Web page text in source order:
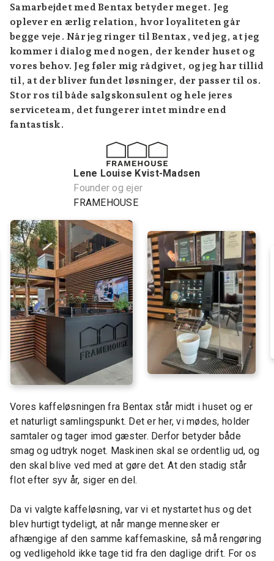
Samarbejdet med Bentax betyder meget. Jeg
oplever en ærlig relation, hvor loyaliteten går
begge veje. Når jeg ringer til Bentax, ved jeg, at jeg
kommer i dialog med nogen, der kender huset og
vores behov. Jeg føler mig rådgivet, og jeg har tillid
til, at der bliver fundet løsninger, der passer til os.
Stor ros til både salgskonsulent og hele jeres
serviceteam, det fungerer intet mindre end
fantastisk.
Lene Louise Kvist-Madsen
Founder og ejer
FRAMEHOUSE
Vores kaffeløsningen fra Bentax står midt i huset og er
et naturligt samlingspunkt. Det er her, vi mødes, holder
samtaler og tager imod gæster. Derfor betyder både
smag og udtryk noget. Maskinen skal se ordentlig ud, og
den skal blive ved med at gøre det. At den stadig står
flot efter syv år, siger en del.
Da vi valgte kaffeløsning, var vi et nystartet hus og det
blev hurtigt tydeligt, at når mange mennesker er
afhængige af den samme kaffemaskine, så må rengøring
og vedligehold ikke tage tid fra den daglige drift. For os